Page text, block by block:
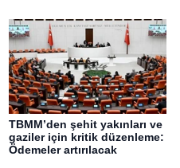
TBMM’den şehit yakınları ve
gaziler için kritik düzenleme:
Ödemeler artırılacak